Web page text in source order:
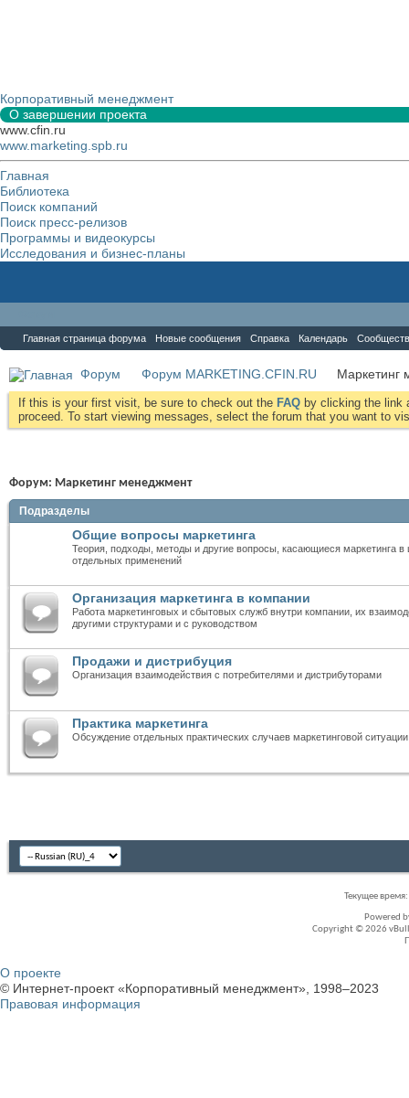
Корпоративный менеджмент
О завершении проекта
www.cfin.ru
www.marketing.spb.ru
Главная
Библиотека
Поиск компаний
Поиск пресс-релизов
Программы и видеокурсы
Исследования и бизнес-планы
Главная страница форума Новые сообщения Справка Календарь
Форум Форум MARKETING.CFIN.RU Маркетинг
If this is your first visit, be sure to check out the FAQ by clicking the link
proceed. To start viewing messages, select the forum that you want to
Форум: Маркетинг менеджмент
Подразделы
Общие вопросы маркетинга
Теория, подходы, методы и другие вопросы, касающиеся маркетинга в
отдельных применений
Организация маркетинга в компании
Работа маркетинговых и сбытовых служб внутри компании, их
другими структурами и с руководством
Продажи и дистрибуция
Организация взаимодействия с потребителями и дистрибуторами
Практика маркетинга
Обсуждение отдельных практических случаев маркетинговой ситуации
Текущее время:
Powered
Copyright © 2026
О проекте
© Интернет-проект «Корпоративный менеджмент», 1998–2023
Правовая информация